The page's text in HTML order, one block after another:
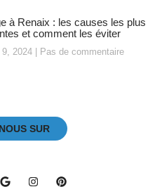
à Renaix : les causes les plus
et comment les éviter
2024 Pas de commentaire
SUR